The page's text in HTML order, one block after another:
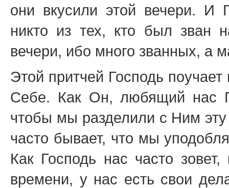
они вкусили этой вечери. И
никто из тех, кто был зван
вечери, ибо много званных, а
Этой притчей Господь
Себе. Как Он, любящий нас
чтобы мы разделили с Ним
часто бывает, что мы
Как Господь нас часто
времени, у нас есть свои